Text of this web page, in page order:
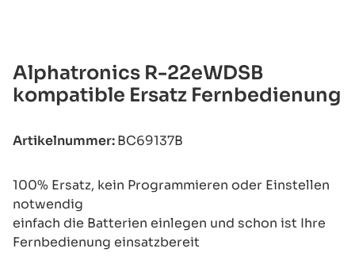
Alphatronics R-22eWDSB
kompatible Ersatz Fernbedienung
Artikelnummer:BC69137B
100% Ersatz, kein Programmieren oder Einstellen
notwendig
einfach die Batterien einlegen und schon ist Ihre
Fernbedienung einsatzbereit